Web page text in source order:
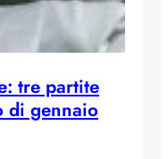
tre partite
di gennaio